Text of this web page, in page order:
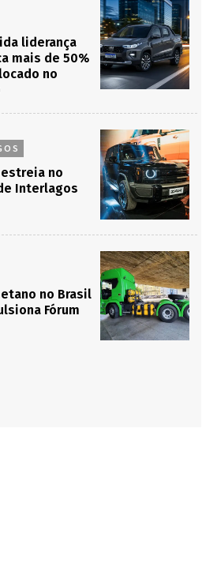
liderança
mais de 50%
no
estreia no
Interlagos
no Brasil
Fórum